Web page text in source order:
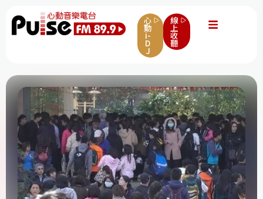
心
動
i-
D
J
線
上
收
聽